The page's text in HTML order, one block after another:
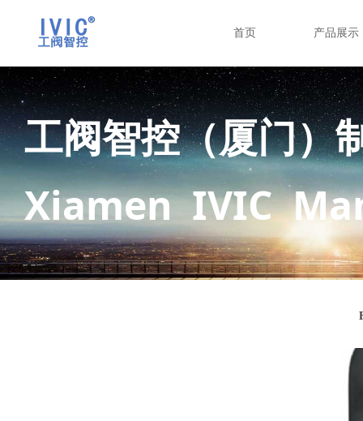
首页 产品展示
工阀智控（厦门）
Xiamen IVIC